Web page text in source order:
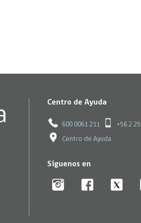
Centro de Ayuda
600 0061 211 +56 2
Centro de Ayuda
Síguenos en